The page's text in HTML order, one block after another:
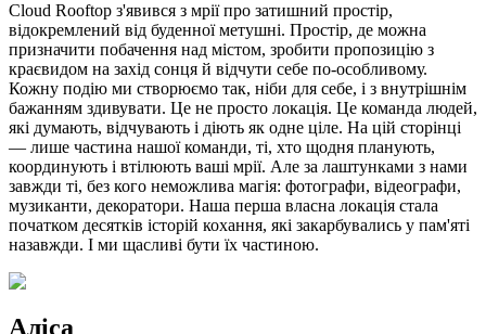
Cloud Rooftop з'явився з мрії про затишний простір,
відокремлений від буденної метушні. Простір, де можна
призначити побачення над містом, зробити пропозицію з
краєвидом на захід сонця й відчути себе по-особливому.
Кожну подію ми створюємо так, ніби для себе, і з внутрішнім
бажанням здивувати. Це не просто локація. Це команда людей,
які думають, відчувають і діють як одне ціле. На цій сторінці
— лише частина нашої команди, ті, хто щодня планують,
координують і втілюють ваші мрії. Але за лаштунками з нами
завжди ті, без кого неможлива магія: фотографи, відеографи,
музиканти, декоратори. Наша перша власна локація стала
початком десятків історій кохання, які закарбувались у пам'яті
назавжди. І ми щасливі бути їх частиною.
Аліса